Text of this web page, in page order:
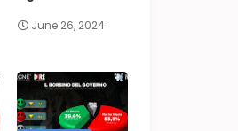
June 26, 2024